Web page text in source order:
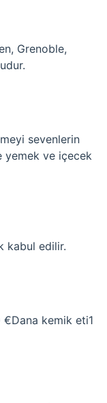
Grenoble,
sevenlerin
yemek ve içecek
kabul edilir.
€Dana kemik eti1